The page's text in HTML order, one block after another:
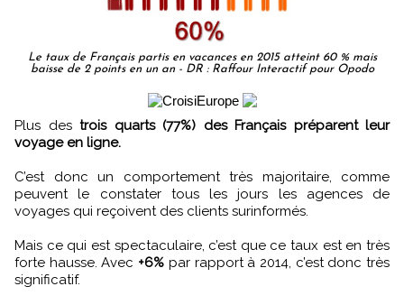
Le taux de Français partis en vacances en 2015 atteint 60 % mais
baisse de 2 points en un an - DR : Raffour Interactif pour Opodo
Plus des trois quarts (77%) des Français préparent leur
voyage en ligne.
C’est donc un comportement très majoritaire, comme
peuvent le constater tous les jours les agences de
voyages qui reçoivent des clients surinformés.
Mais ce qui est spectaculaire, c’est que ce taux est en très
forte hausse. Avec +6% par rapport à 2014, c’est donc très
significatif.